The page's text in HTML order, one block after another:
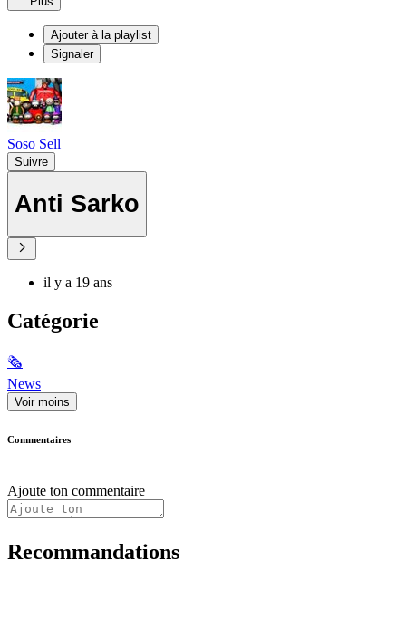
Ajouter à la playlist
Signaler
Soso Sell
Suivre
Anti Sarko
il y a 19 ans
Catégorie
🗞
News
Voir moins
Commentaires
Ajoute ton commentaire
Recommandations